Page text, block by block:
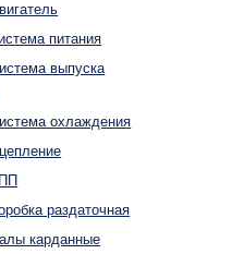
питания
выпуска
охлаждения
раздаточная
карданные